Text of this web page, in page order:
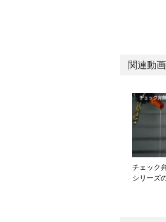
関連動画
チェック
シリーズ